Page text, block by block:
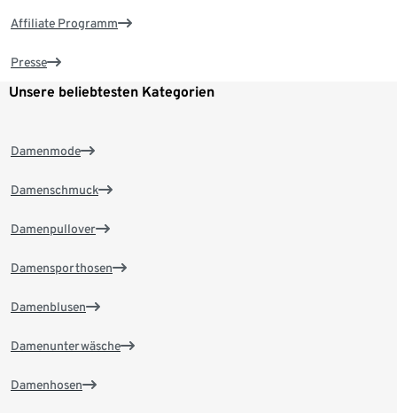
Affiliate Programm
Presse
Unsere beliebtesten Kategorien
Damenmode
Damenschmuck
Damenpullover
Damensporthosen
Damenblusen
Damenunterwäsche
Damenhosen